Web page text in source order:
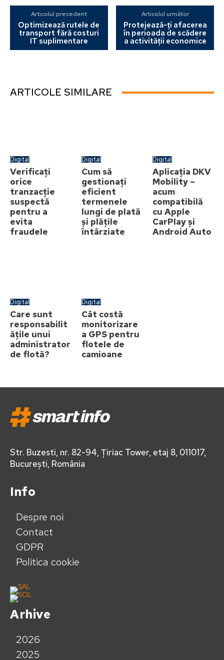
Articolul precedent
Optimizează rutele de
transport fără costuri
IT suplimentare
Articolul următor
Protejează-ți afacerea
în perioada de scădere
a activității economice
ARTICOLE SIMILARE
Digital
Verificați
orice
tranzacție
suspectă
pentru a
evita
fraudele
Digital
Cum să
gestionați
eficient
termenele
lungi de plată
și plățile
întârziate
Digital
Aplicația DKV
Mobility –
acum
compatibilă
cu Apple
CarPlay și
Android Auto
Digital
Care sunt
responsabilit
ățile unui
administrator
de flotă?
Digital
Cât costă
monitorizare
a GPS pentru
flotele de
camioane
Str. Buzesti, nr. 82-94, Țiriac Tower, etaj 8, 011017,
București, România
Info
Despre noi
Contact
GDPR
Politica cookie
Arhive
2026
2025